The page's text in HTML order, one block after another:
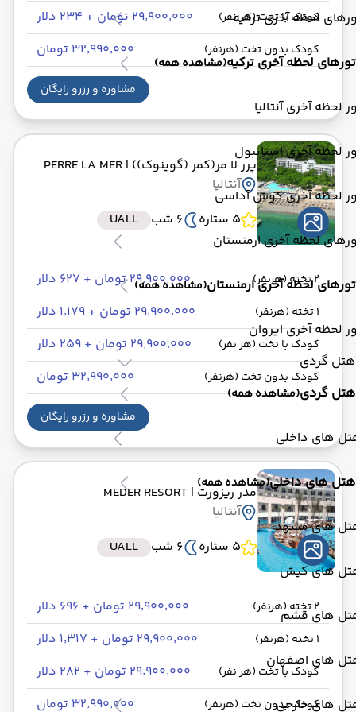
لحظه آخری ترکیه
تورهای لحظه آخری ترکیه(مشاهده همه)
لحظه آخری آنتالیا
لحظه آخری استانبول
لحظه آخری کوش آداسی
لحظه آخری ارمنستان
تورهای لحظه آخری ارمنستان(مشاهده همه)
لحظه آخری ایروان
هتل گردی
هتل گردی(مشاهده همه)
های داخلی
هتل های داخلی(مشاهده همه)
های مشهد
های کیش
های قشم
های اصفهان
های خارجی
کودک با تخت (هر نفر) ۲۹٬۹۰۰٬۰۰۰ تومان + ۲۳۴ دلار
کودک بدون تخت (هرنفر) ۳۲٬۹۹۰٬۰۰۰ تومان
مشاوره و رزرو رایگان
پرر لا مر(کمر (گوینوک)) | PERRE LA MER
آنتالیا
5 ستاره
6 شب UALL
2 تخته (هرنفر) ۲۹٬۹۰۰٬۰۰۰ تومان + ۶۲۷ دلار
1 تخته (هرنفر) ۲۹٬۹۰۰٬۰۰۰ تومان + ۱٬۱۷۹ دلار
کودک با تخت (هر نفر) ۲۹٬۹۰۰٬۰۰۰ تومان + ۲۵۹ دلار
کودک بدون تخت (هرنفر) ۳۲٬۹۹۰٬۰۰۰ تومان
مشاوره و رزرو رایگان
مدر ریزورت | MEDER RESORT
آنتالیا
5 ستاره
6 شب UALL
2 تخته (هرنفر) ۲۹٬۹۰۰٬۰۰۰ تومان + ۶۹۶ دلار
1 تخته (هرنفر) ۲۹٬۹۰۰٬۰۰۰ تومان + ۱٬۳۱۷ دلار
کودک با تخت (هر نفر) ۲۹٬۹۰۰٬۰۰۰ تومان + ۲۸۲ دلار
کودک بدون تخت (هرنفر) ۳۲٬۹۹۰٬۰۰۰ تومان